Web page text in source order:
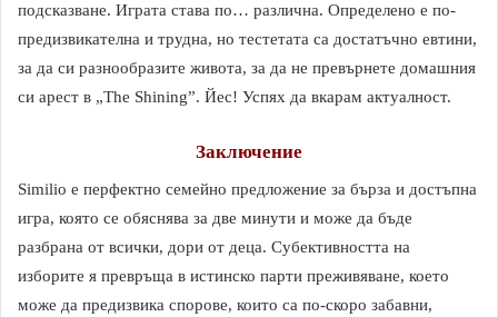
подсказване. Играта става по… различна. Определено е по-
предизвикателна и трудна, но тестетата са достатъчно евтини,
за да си разнообразите живота, за да не превърнете домашния
си арест в „The Shining”. Йес! Успях да вкарам актуалност.
Заключение
Similio е перфектно семейно предложение за бърза и достъпна
игра, която се обяснява за две минути и може да бъде
разбрана от всички, дори от деца. Субективността на
изборите я превръща в истинско парти преживяване, което
може да предизвика спорове, които са по-скоро забавни,